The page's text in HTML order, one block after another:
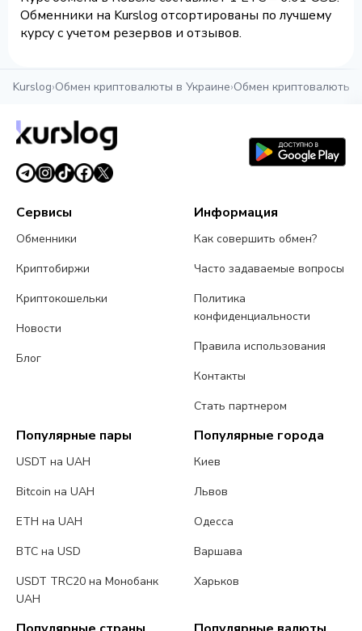
Обменники на Kurslog отсортированы по лучшему
курсу с учетом резервов и отзывов.
Kurslog›Обмен криптовалюты в Украине›Обмен криптовалюты
Сервисы
Обменники
Криптобиржи
Криптокошельки
Новости
Блог
Информация
Как совершить обмен?
Часто задаваемые вопросы
Политика
конфиденциальности
Правила использования
Контакты
Стать партнером
Популярные пары
USDT на UAH
Bitcoin на UAH
ETH на UAH
BTC на USD
USDT TRC20 на Монобанк
UAH
Популярные города
Киев
Львов
Одесса
Варшава
Харьков